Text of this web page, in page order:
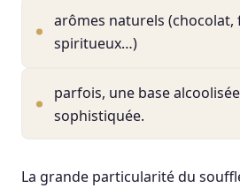
arômes naturels (chocolat,
spiritueux…)
parfois, une base
sophistiquée.
La grande particularité du